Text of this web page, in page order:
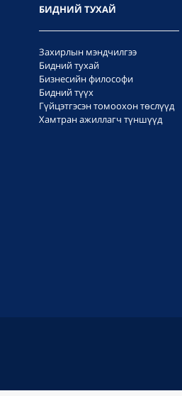
БИДНИЙ ТУХАЙ
Захирлын мэндчилгээ
Бидний тухай
Бизнесийн философи
Бидний түүх
Гүйцэтгэсэн томоохон төслүүд
Хамтран ажиллагч түншүүд